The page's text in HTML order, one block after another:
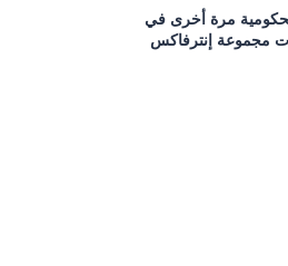
مرة أخرى في
مجموعة إنترفاكس